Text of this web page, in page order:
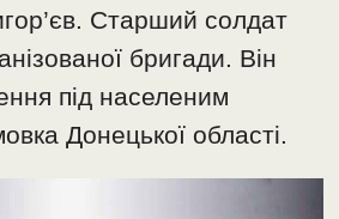
Старший солдат
бригади. Він
під населеним
Донецької області.